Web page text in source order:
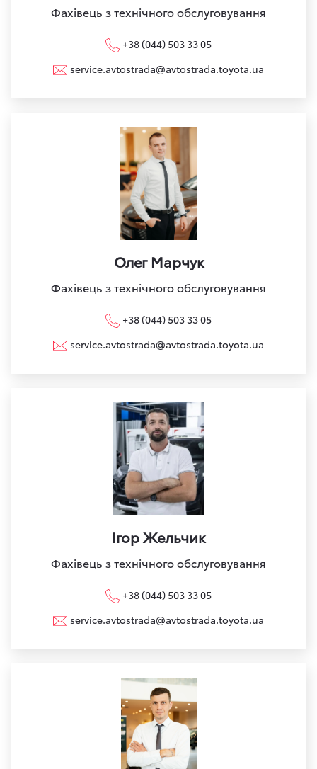
Фахівець з технічного обслуговування
+38 (044) 503 33 05
service.avtostrada@avtostrada.toyota.ua
Олег Марчук
Фахівець з технічного обслуговування
+38 (044) 503 33 05
service.avtostrada@avtostrada.toyota.ua
Ігор Жельчик
Фахівець з технічного обслуговування
+38 (044) 503 33 05
service.avtostrada@avtostrada.toyota.ua